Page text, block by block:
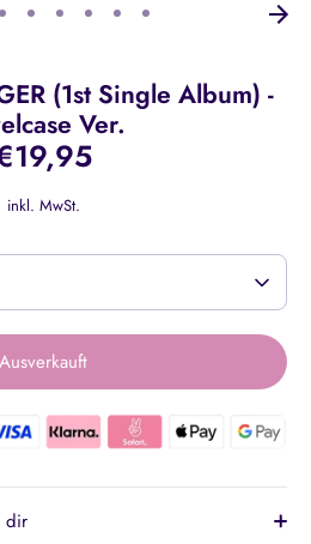
(1st Single Album) -
Ver.
inkl. MwSt.
Ausverkauft
dir